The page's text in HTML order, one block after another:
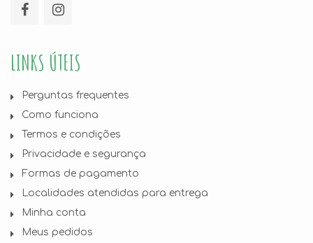
LINKS ÚTEIS
Perguntas frequentes
Como funciona
Termos e condições
Privacidade e segurança
Formas de pagamento
Localidades atendidas para entrega
Minha conta
Meus pedidos